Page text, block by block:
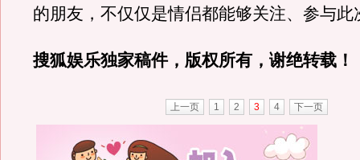
的朋友，不仅仅是情侣都能够关注、参与此
搜狐娱乐独家稿件，版权所有，谢绝转载！
上一页 1 2 3 4 下一页